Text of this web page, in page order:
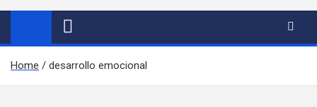
Home desarrollo emocional